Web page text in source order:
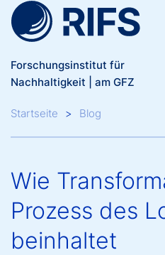
Direkt zum Inhalt
Forschungsinstitut für
Nachhaltigkeit | am GFZ
Breadcrumb
Startseite Blog
Wie
Prozess des
beinhaltet